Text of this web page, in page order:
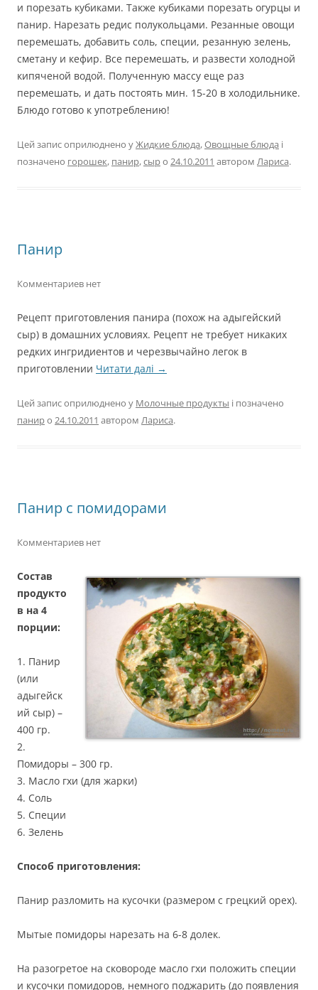
и порезать кубиками. Также кубиками порезать огурцы и
панир. Нарезать редис полукольцами. Резанные овощи
перемешать, добавить соль, специи, резанную зелень,
сметану и кефир. Все перемешать, и развести холодной
кипяченой водой. Полученную массу еще раз
перемешать, и дать постоять мин. 15-20 в холодильнике.
Блюдо готово к употреблению!
Цей запис оприлюднено уЖидкие блюда,Овощные блюда і
позначено горошек, панир,сыро 24.10.2011 автором Лариса.
Панир
Комментариев нет
Рецепт приготовления панира (похож на адыгейский
сыр) в домашних условиях. Рецепт не требует никаких
редких ингридиентов и черезвычайно легок в
приготовлении Читати далі →
Цей запис оприлюднено у Молочные продукты і позначено
паниро 24.10.2011 автором Лариса.
Панир с помидорами
Комментариев нет
Состав
продукто
в на 4
порции:
1. Панир
(или
адыгейск
ий сыр) –
400 гр.
2.
Помидоры – 300 гр.
3. Масло гхи (для жарки)
4. Соль
5. Специи
6. Зелень
Способ приготовления:
Панир разломить на кусочки (размером с грецкий орех).
Мытые помидоры нарезать на 6-8 долек.
На разогретое на сковороде масло гхи положить специи
и кусочки помидоров, немного поджарить (до появления